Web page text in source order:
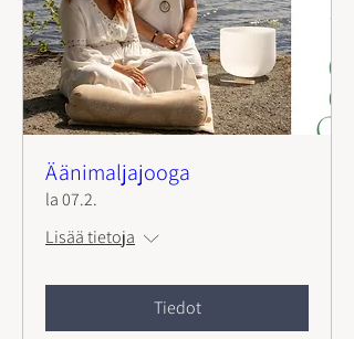
Äänimaljajooga
la 07.2.
Lisää tietoja
Tiedot